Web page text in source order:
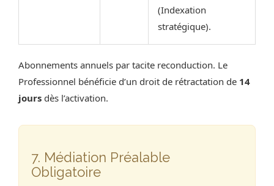
(Indexation
stratégique).
Abonnements annuels par tacite reconduction. Le
Professionnel bénéficie d’un droit de rétractation de 14
jours dès l’activation.
7. Médiation Préalable
Obligatoire